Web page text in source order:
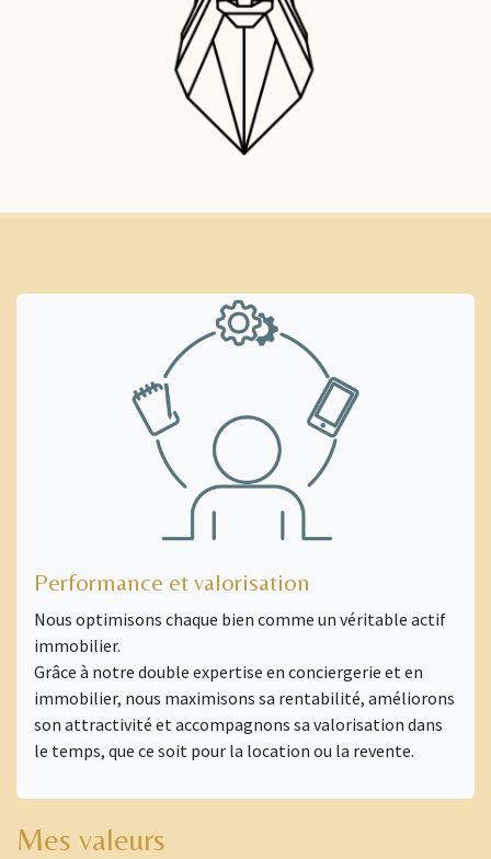
Performance et valorisation
Nous optimisons chaque bien comme un véritable actif
immobilier.
Grâce à notre double expertise en conciergerie et en
immobilier, nous maximisons sa rentabilité, améliorons
son attractivité et accompagnons sa valorisation dans
le temps, que ce soit pour la location ou la revente.
Mes valeurs